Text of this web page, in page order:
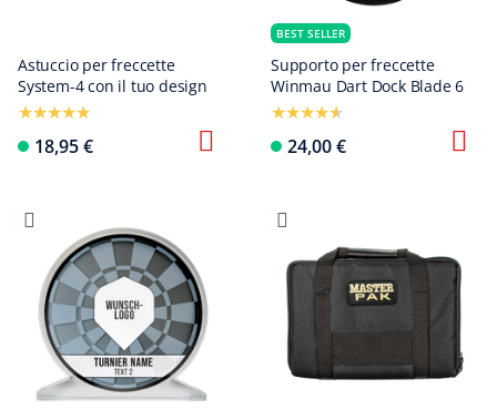
Astuccio per freccette
System-4 con il tuo design
18,95 €
BEST SELLER
Supporto per freccette
Winmau Dart Dock Blade 6
24,00 €